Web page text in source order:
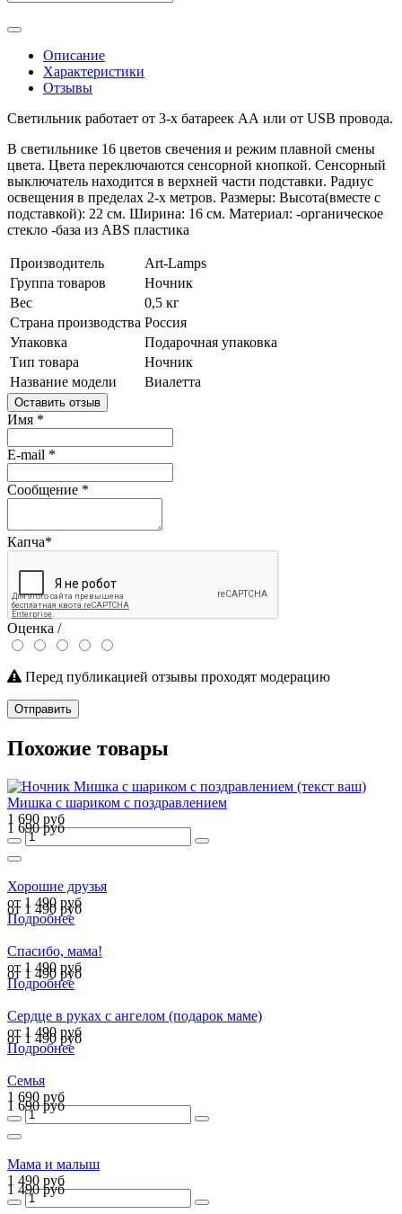
Описание
Характеристики
Отзывы
Светильник работает от 3-х батареек АА или от USB провода.
В светильнике 16 цветов свечения и режим плавной смены
цвета. Цвета переключаются сенсорной кнопкой. Сенсорный
выключатель находится в верхней части подставки. Радиус
освещения в пределах 2-х метров. Размеры: Высота(вместе с
подставкой): 22 см. Ширина: 16 см. Материал: -органическое
стекло -база из ABS пластика
Производитель
Art-Lamps
Группа товаров
Ночник
Вес
0,5 кг
Страна производства Россия
Упаковка
Подарочная упаковка
Тип товара
Ночник
Название модели
Виалетта
Оставить отзыв
Имя *
E-mail *
Сообщение *
Капча*
Оценка /
Перед публикацией отзывы проходят модерацию
Отправить
Похожие товары
Мишка с шариком с поздравлением
1 690 руб
1 690 руб
Хорошие друзья
от 1 490 руб
от 1 490 руб
Подробнее
Спасибо, мама!
от 1 490 руб
от 1 490 руб
Подробнее
Сердце в руках с ангелом (подарок маме)
от 1 490 руб
от 1 490 руб
Подробнее
Семья
1 690 руб
1 690 руб
Мама и малыш
1 490 руб
1 490 руб